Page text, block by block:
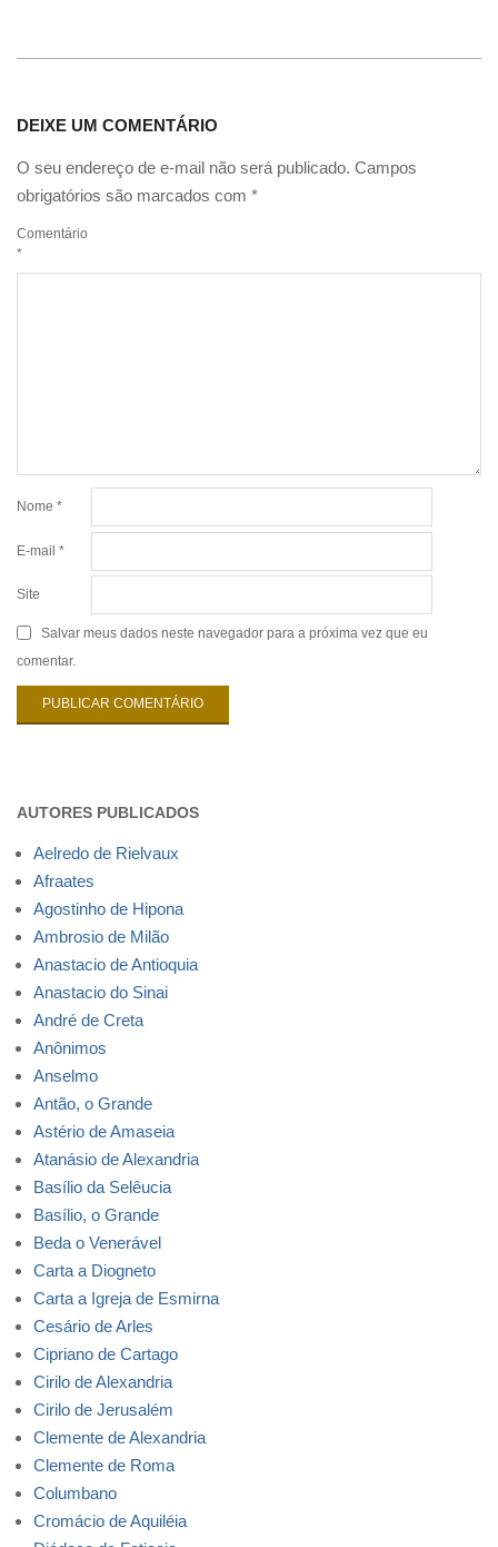
DEIXE UM COMENTÁRIO
O seu endereço de e-mail não será publicado. Campos
obrigatórios são marcados com *
Comentário
*
Nome *
E-mail *
Site
Salvar meus dados neste navegador para a próxima vez que eu
comentar.
AUTORES PUBLICADOS
Aelredo de Rielvaux
Afraates
Agostinho de Hipona
Ambrosio de Milão
Anastacio de Antioquia
Anastacio do Sinai
André de Creta
Anônimos
Anselmo
Antão, o Grande
Astério de Amaseia
Atanásio de Alexandria
Basílio da Selêucia
Basílio, o Grande
Beda o Venerável
Carta a Diogneto
Carta a Igreja de Esmirna
Cesário de Arles
Cipriano de Cartago
Cirilo de Alexandria
Cirilo de Jerusalém
Clemente de Alexandria
Clemente de Roma
Columbano
Cromácio de Aquiléia